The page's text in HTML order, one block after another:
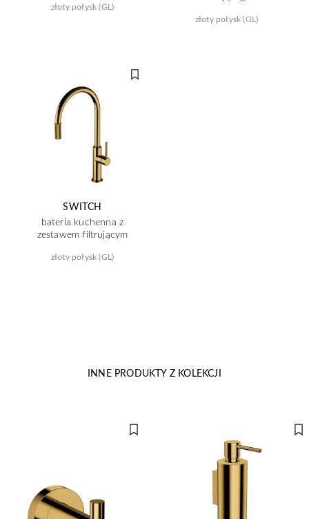
złoty połysk (GL)
złoty połysk (GL)
SWITCH
bateria kuchenna z
zestawem filtrującym
złoty połysk (GL)
INNE PRODUKTY Z KOLEKCJI